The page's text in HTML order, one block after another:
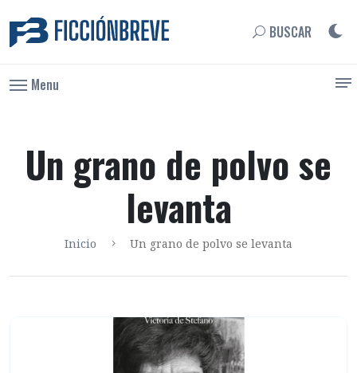
BUSCAR
Menu
Un grano de polvo se
levanta
Inicio Un grano de polvo se levanta